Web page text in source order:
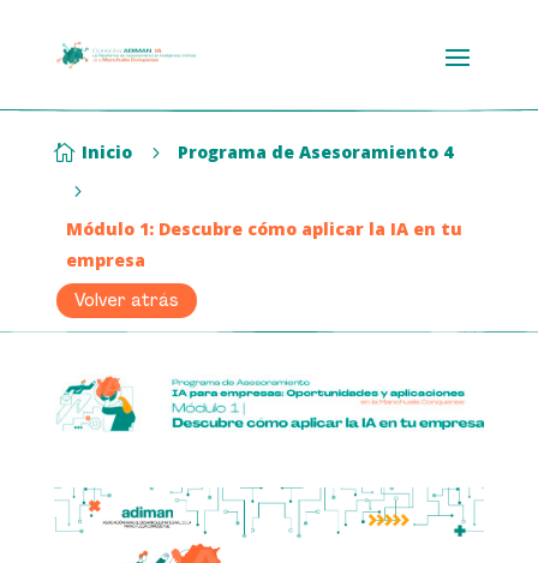
 Inicio 5 Programa de Asesoramiento 4
5
Módulo 1: Descubre cómo aplicar la IA en tu
empresa
Volver atrás